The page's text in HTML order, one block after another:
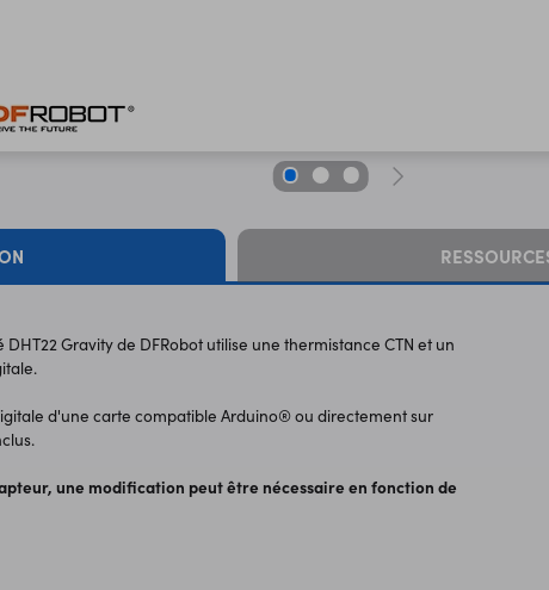
Gravity de DFRobot utilise une thermistance CTN et un
d'une carte compatible Arduino® ou directement sur
une modification peut être nécessaire en fonction de